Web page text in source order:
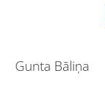
Gunta Bāliņa